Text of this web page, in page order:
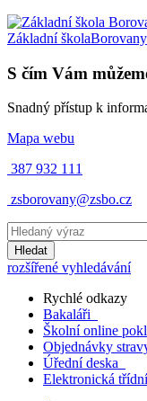
Základní školaBorovany
S čím Vám
Snadný přístup k
Mapa webu
387 932 111
zsborovany@zsbo.cz
Hledat
rozšířené vyhledávání
Rychlé odkazy
Bakaláři
Školní online
Objednávky
Úřední deska
Elektronická